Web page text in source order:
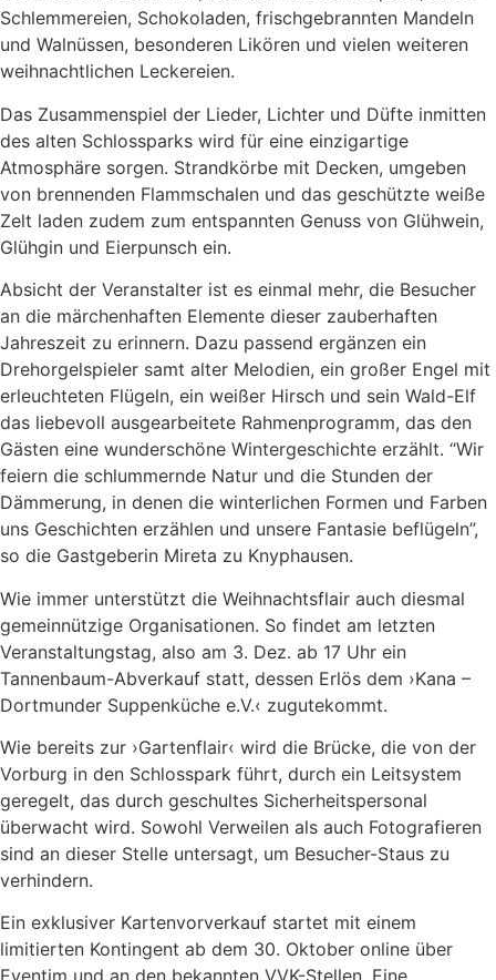
Schlemmereien, Schokoladen, frischgebrannten Mandeln
und Walnüssen, besonderen Likören und vielen weiteren
weihnachtlichen Leckereien.
Das Zusammenspiel der Lieder, Lichter und Düfte inmitten
des alten Schlossparks wird für eine einzigartige
Atmosphäre sorgen. Strandkörbe mit Decken, umgeben
von brennenden Flammschalen und das geschützte weiße
Zelt laden zudem zum entspannten Genuss von Glühwein,
Glühgin und Eierpunsch ein.
Absicht der Veranstalter ist es einmal mehr, die Besucher
an die märchenhaften Elemente dieser zauberhaften
Jahreszeit zu erinnern. Dazu passend ergänzen ein
Drehorgelspieler samt alter Melodien, ein großer Engel mit
erleuchteten Flügeln, ein weißer Hirsch und sein Wald-Elf
das liebevoll ausgearbeitete Rahmenprogramm, das den
Gästen eine wunderschöne Wintergeschichte erzählt. “Wir
feiern die schlummernde Natur und die Stunden der
Dämmerung, in denen die winterlichen Formen und Farben
uns Geschichten erzählen und unsere Fantasie beflügeln”,
so die Gastgeberin Mireta zu Knyphausen.
Wie immer unterstützt die Weihnachtsflair auch diesmal
gemeinnützige Organisationen. So findet am letzten
Veranstaltungstag, also am 3. Dez. ab 17 Uhr ein
Tannenbaum-Abverkauf statt, dessen Erlös dem ›Kana –
Dortmunder Suppenküche e.V.‹ zugutekommt.
Wie bereits zur ›Gartenflair‹ wird die Brücke, die von der
Vorburg in den Schlosspark führt, durch ein Leitsystem
geregelt, das durch geschultes Sicherheitspersonal
überwacht wird. Sowohl Verweilen als auch Fotografieren
sind an dieser Stelle untersagt, um Besucher-Staus zu
verhindern.
Ein exklusiver Kartenvorverkauf startet mit einem
limitierten Kontingent ab dem 30. Oktober online über